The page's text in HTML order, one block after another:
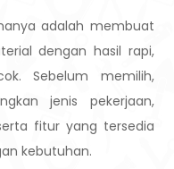
adalah membuat
dengan hasil rapi,
Sebelum memilih,
jenis pekerjaan,
fitur yang tersedia
kebutuhan.